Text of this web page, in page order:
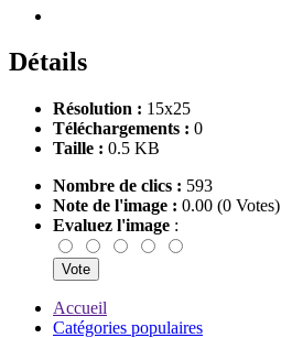
Détails
Résolution : 15x25
Téléchargements : 0
Taille : 0.5 KB
Nombre de clics : 593
Note de l'image : 0.00 (0 Votes)
Evaluez l'image :
Accueil
Catégories populaires